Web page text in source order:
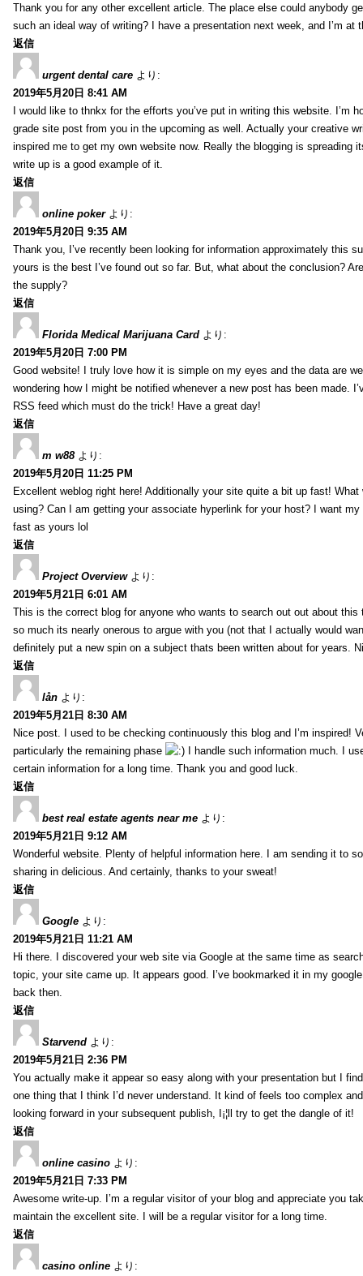
Thank you for any other excellent article. The place else could anybody
such an ideal way of writing? I have a presentation next week, and I’m at
返信
urgent dental care より:
2019年5月20日 8:41 AM
I would like to thnkx for the efforts you’ve put in writing this website. I’m
grade site post from you in the upcoming as well. Actually your creative
inspired me to get my own website now. Really the blogging is spreading
write up is a good example of it.
返信
online poker より:
2019年5月20日 9:35 AM
Thank you, I’ve recently been looking for information approximately this
yours is the best I’ve found out so far. But, what about the conclusion?
the supply?
返信
Florida Medical Marijuana Card より:
2019年5月20日 7:00 PM
Good website! I truly love how it is simple on my eyes and the data are
wondering how I might be notified whenever a new post has been made.
RSS feed which must do the trick! Have a great day!
返信
m w88 より:
2019年5月20日 11:25 PM
Excellent weblog right here! Additionally your site quite a bit up fast! What
using? Can I am getting your associate hyperlink for your host? I want
fast as yours lol
返信
Project Overview より:
2019年5月21日 6:01 AM
This is the correct blog for anyone who wants to search out out about this
so much its nearly onerous to argue with you (not that I actually would
definitely put a new spin on a subject thats been written about for years.
返信
lån より:
2019年5月21日 8:30 AM
Nice post. I used to be checking continuously this blog and I’m inspired!
particularly the remaining phase
I handle such information much. I
certain information for a long time. Thank you and good luck.
返信
best real estate agents near me より:
2019年5月21日 9:12 AM
Wonderful website. Plenty of helpful information here. I am sending it to
sharing in delicious. And certainly, thanks to your sweat!
返信
Google より:
2019年5月21日 11:21 AM
Hi there. I discovered your web site via Google at the same time as
topic, your site came up. It appears good. I’ve bookmarked it in my
back then.
返信
Starvend より:
2019年5月21日 2:36 PM
You actually make it appear so easy along with your presentation but I
one thing that I think I’d never understand. It kind of feels too complex
looking forward in your subsequent publish, I¡¦ll try to get the dangle of it!
返信
online casino より:
2019年5月21日 7:33 PM
Awesome write-up. I’m a regular visitor of your blog and appreciate you
maintain the excellent site. I will be a regular visitor for a long time.
返信
casino online より: